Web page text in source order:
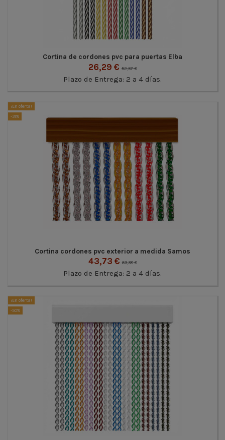
Cortina de cordones pvc para puertas Elba
26,29 €52,57 €
Plazo de Entrega: 2 a 4 días.
¡En oferta!
-31%
Cortina cordones pvc exterior a medida Samos
43,73 €63,38 €
Plazo de Entrega: 2 a 4 días.
¡En oferta!
-50%